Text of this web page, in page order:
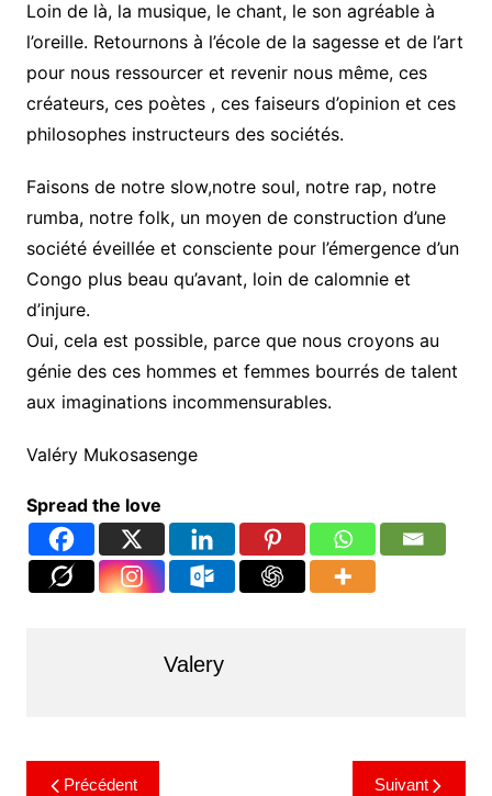
Loin de là, la musique, le chant, le son agréable à
l’oreille. Retournons à l’école de la sagesse et de l’art
pour nous ressourcer et revenir nous même, ces
créateurs, ces poètes , ces faiseurs d’opinion et ces
philosophes instructeurs des sociétés.
Faisons de notre slow,notre soul, notre rap, notre
rumba, notre folk, un moyen de construction d’une
société éveillée et consciente pour l’émergence d’un
Congo plus beau qu’avant, loin de calomnie et
d’injure.
Oui, cela est possible, parce que nous croyons au
génie des ces hommes et femmes bourrés de talent
aux imaginations incommensurables.
Valéry Mukosasenge
Spread the love
Valery
Précédent Suivant